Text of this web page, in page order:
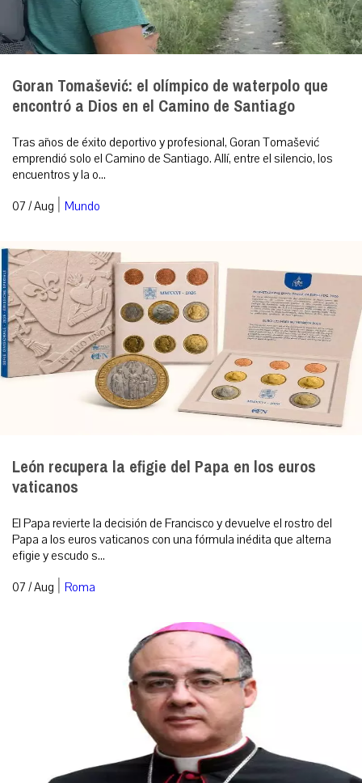
Goran Tomašević: el olímpico de waterpolo que
encontró a Dios en el Camino de Santiago
Tras años de éxito deportivo y profesional, Goran Tomašević
emprendió solo el Camino de Santiago. Allí, entre el silencio, los
encuentros y la o...
07 / Aug | Mundo
León recupera la efigie del Papa en los euros
vaticanos
El Papa revierte la decisión de Francisco y devuelve el rostro del
Papa a los euros vaticanos con una fórmula inédita que alterna
efigie y escudo s...
07 / Aug | Roma